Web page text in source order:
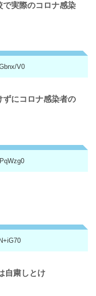
で実際のコロナ感染
V0
ずにコロナ感染者の
自粛しとけ